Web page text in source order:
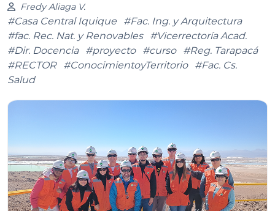
Fredy Aliaga V.
#Casa Central Iquique
#Fac. Ing. y Arquitectura
#fac. Rec. Nat. y Renovables
#Vicerrectoría Acad.
#Dir. Docencia
#proyecto #curso
#Reg. Tarapacá
#RECTOR
#ConocimientoyTerritorio
#Fac. Cs.
Salud